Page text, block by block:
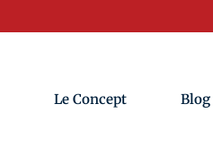
Le Concept Blog